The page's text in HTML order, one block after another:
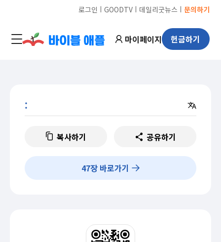
로그인 ㅣ GOODTVㅣ 데일리굿뉴스 ㅣ 문의하기
마이페이지 헌금하기
:
복사하기 공유하기
47장 바로가기